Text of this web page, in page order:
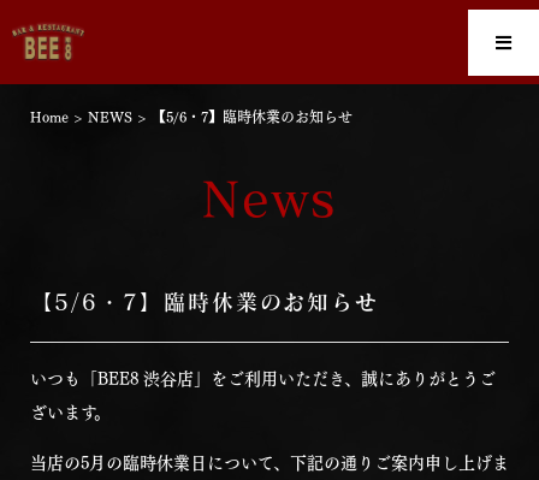
Home > NEWS > 【5/6・7】臨時休業のお知らせ
News
【5/6・7】臨時休業のお知らせ
いつも「BEE8 渋谷店」をご利用いただき、誠にありがとうご
ざいます。
当店の5月の臨時休業日について、下記の通りご案内申し上げま